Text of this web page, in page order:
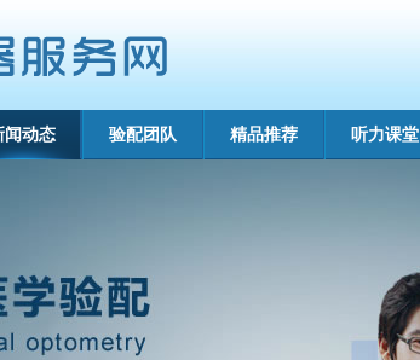
闻动态 验配团队 精品推荐 听力课堂